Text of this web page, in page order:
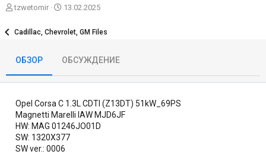
А
т
tzwetomir
Д
о
д
н
и
я
13.02.2025
Cadillac, Chevrolet, GM Files
ОБЗОР ОБСУЖДЕНИЕ
Opel Corsa C 1.3L CDTI (Z13DT) 51kW_69PS
Magnetti Marelli IAW MJD6JF
HW: MAG 01246JO01D
SW: 1320X377
SW ver.: 0006